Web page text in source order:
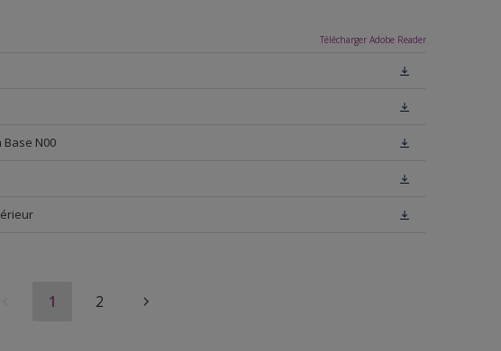
Télécharger Adobe Reader
N00
1 2